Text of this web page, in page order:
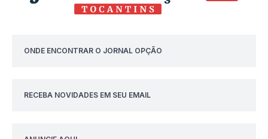
ONDE ENCONTRAR O JORNAL OPÇÃO
RECEBA NOVIDADES EM SEU EMAIL